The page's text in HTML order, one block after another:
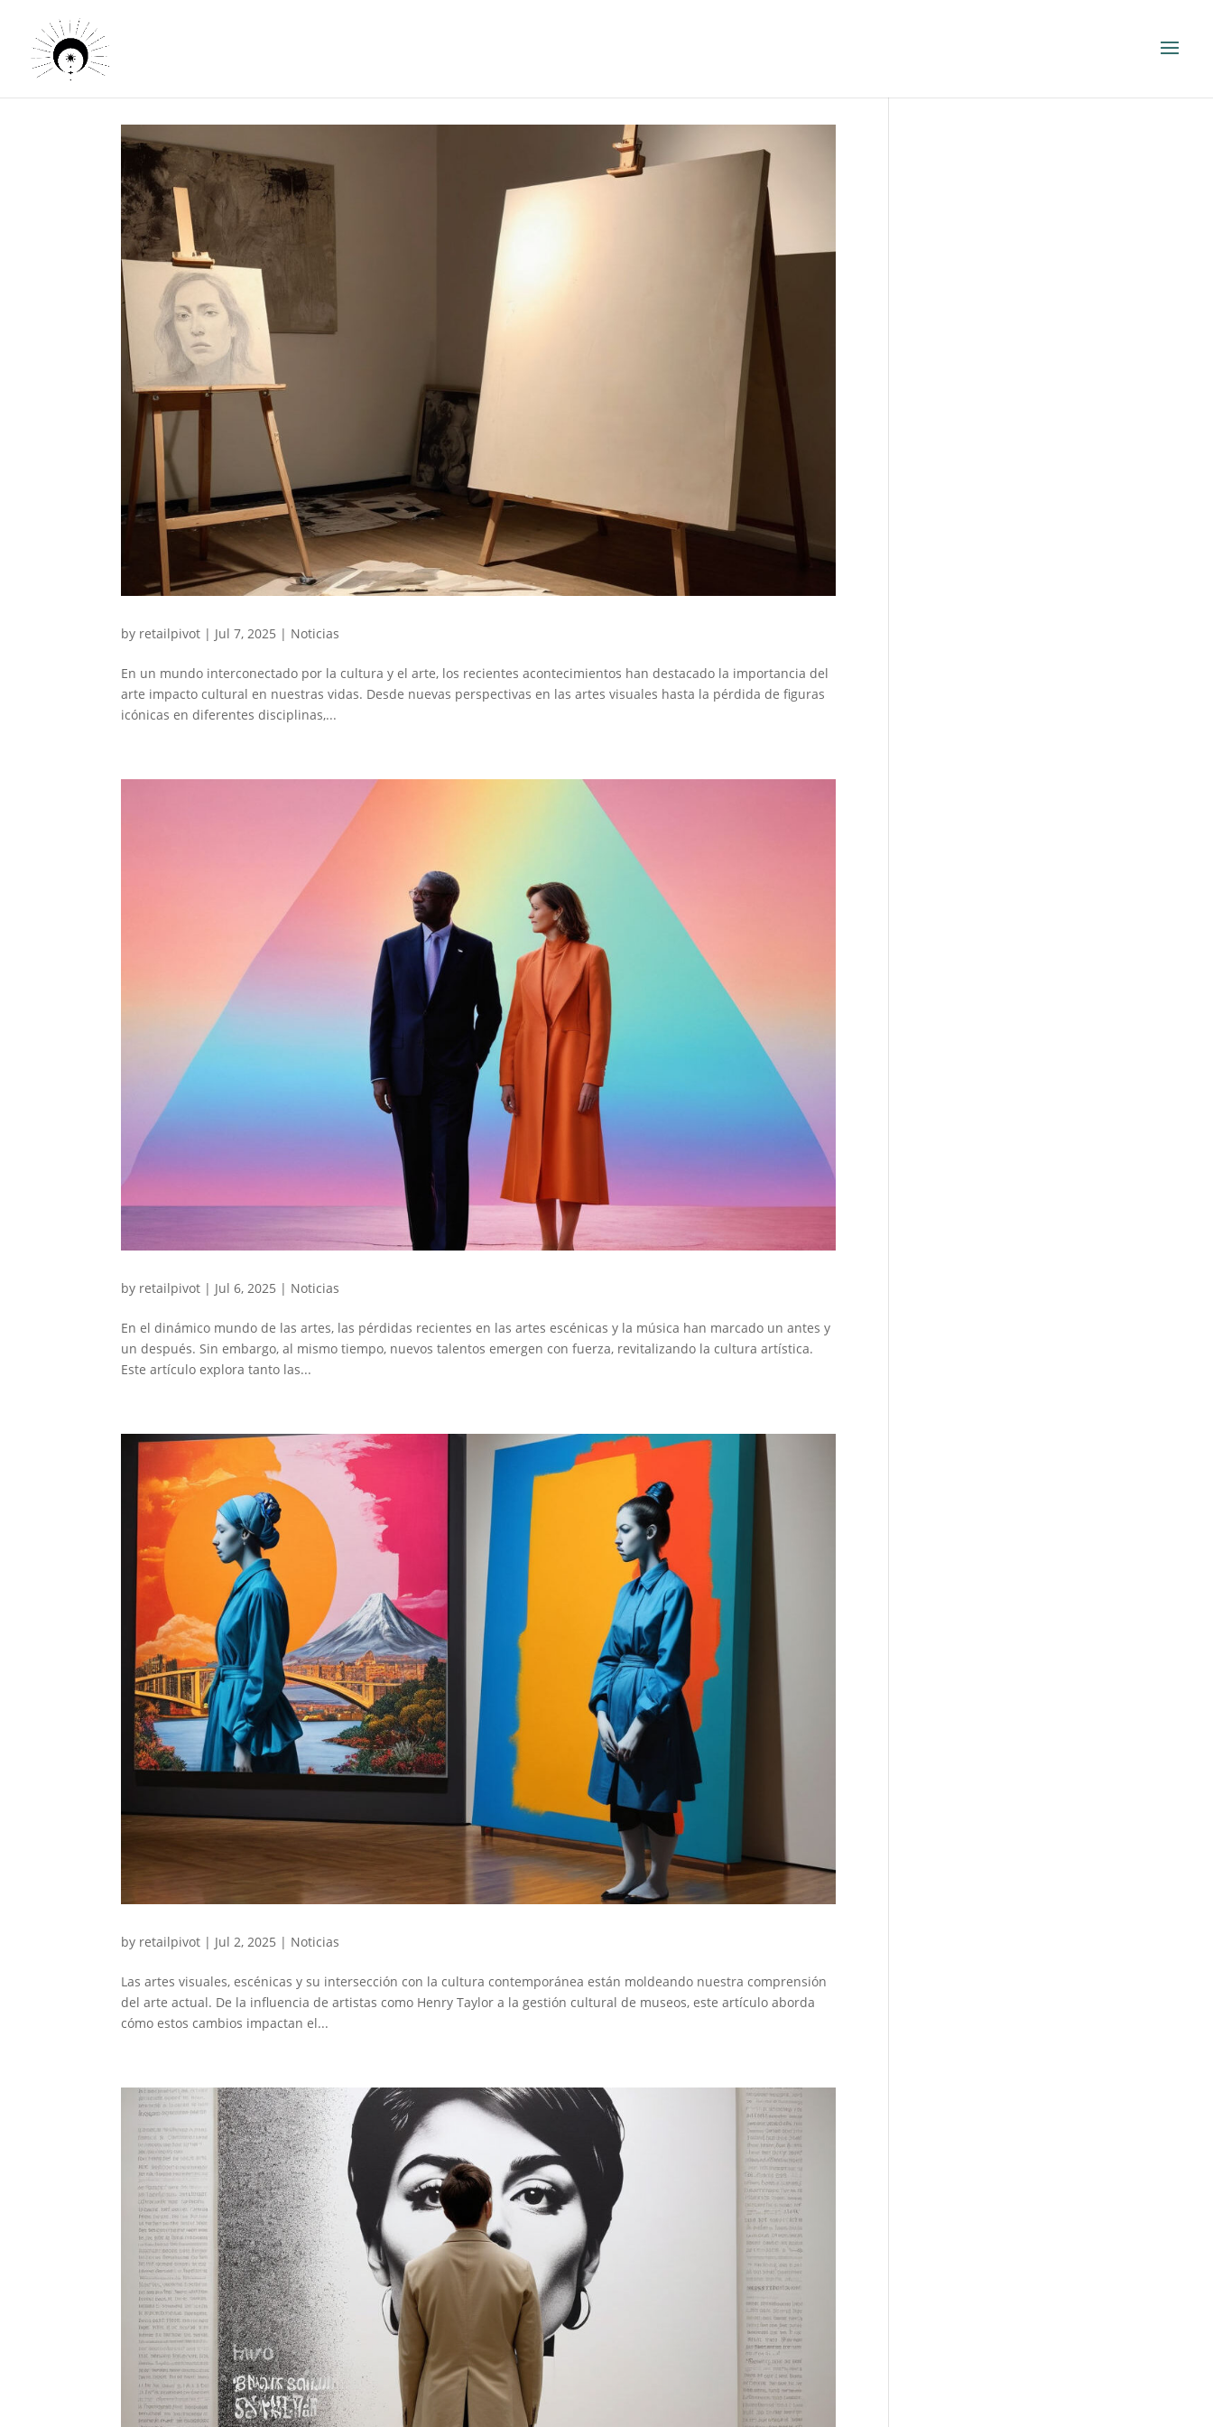
by retailpivot | Jul 7, 2025 | Noticias
En un mundo interconectado por la cultura y el arte, los recientes acontecimientos han destacado la importancia del
arte impacto cultural en nuestras vidas. Desde nuevas perspectivas en las artes visuales hasta la pérdida de figuras
icónicas en diferentes disciplinas,...
by retailpivot | Jul 6, 2025 | Noticias
En el dinámico mundo de las artes, las pérdidas recientes en las artes escénicas y la música han marcado un antes y
un después. Sin embargo, al mismo tiempo, nuevos talentos emergen con fuerza, revitalizando la cultura artística.
Este artículo explora tanto las...
by retailpivot | Jul 2, 2025 | Noticias
Las artes visuales, escénicas y su intersección con la cultura contemporánea están moldeando nuestra comprensión
del arte actual. De la influencia de artistas como Henry Taylor a la gestión cultural de museos, este artículo aborda
cómo estos cambios impactan el...